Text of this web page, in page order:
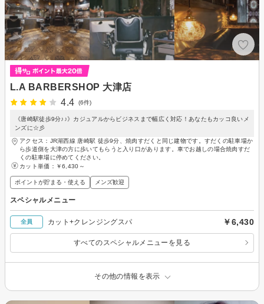
L.A BARBERSHOP 大津店
4.4
(6件)
《唐崎駅徒歩9分♪♪》カジュアルからビジネスまで幅広く対応！あなたもカッコ良いメ
ンズに☆彡
アクセス：JR湖西線 唐崎駅 徒歩9分、焼肉すだくと同じ建物です。すだくの駐車場か
ら歩道側を大津の方に歩いてもらうと入り口があります。車でお越しの場合焼肉すだ
くの駐車場に停めてください。
カット単価： ￥6,430～
ポイントが貯まる・使える メンズ歓迎
スペシャルメニュー
全員 カット+クレンジングスパ ￥6,430
すべてのスペシャルメニューを見る
その他の情報を表示